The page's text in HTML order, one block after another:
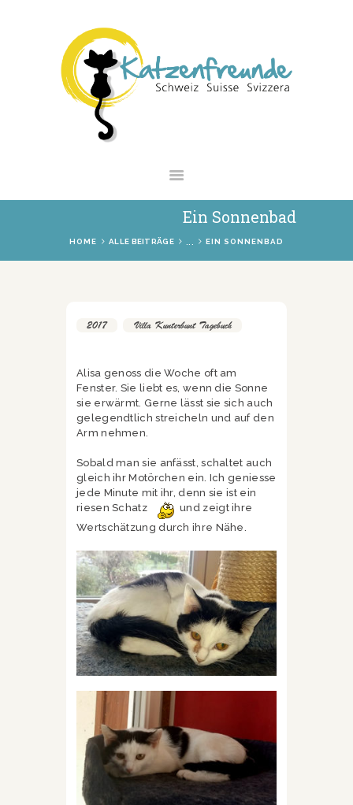
Ein Sonnenbad
HOME ALLE BEITRÄGE EIN SONNENBAD
NEWS
VERMITTLUNG
INTERESSANTES
SHOP
2017 Villa Kunterbunt Tagebuch
Alisa genoss die Woche oft am
Fenster. Sie liebt es, wenn die Sonne
sie erwärmt. Gerne lässt sie sich auch
gelegendtlich streicheln und auf den
Arm nehmen.
Sobald man sie anfässt, schaltet auch
gleich ihr Motörchen ein. Ich geniesse
jede Minute mit ihr, denn sie ist ein
riesen Schatz
und zeigt ihre
Wertschätzung durch ihre Nähe.